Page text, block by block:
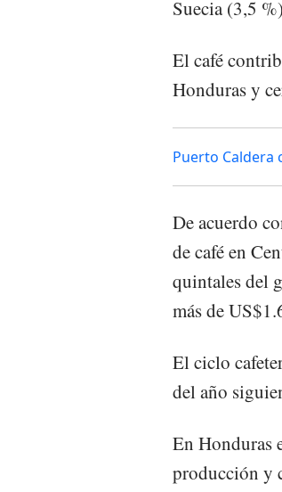
Suecia (3,5
El café
Honduras y
Puerto Caldera
De acuerdo
de café en
quintales del
más de
El ciclo
del año
En Honduras
producción y